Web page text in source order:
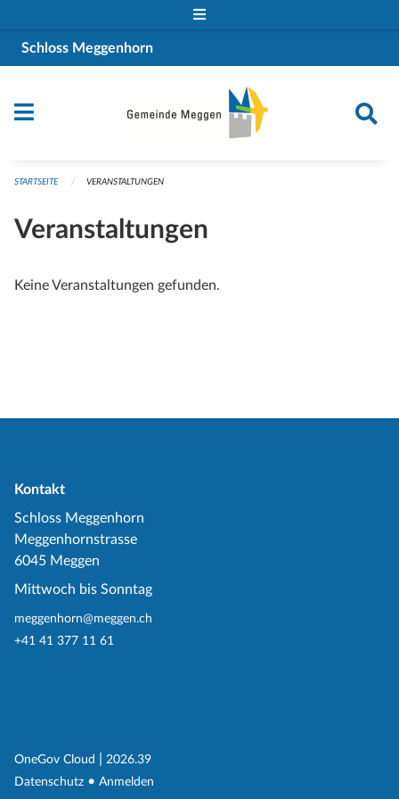
Schloss Meggenhorn
STARTSEITE VERANSTALTUNGEN
Veranstaltungen
Keine Veranstaltungen gefunden.
Kontakt
Schloss Meggenhorn
Meggenhornstrasse
6045 Meggen
Mittwoch bis Sonntag
meggenhorn@meggen.ch
+41 41 377 11 61
OneGov Cloud (External Link)
2026.39
Datenschutz (External Link)
Anmelden